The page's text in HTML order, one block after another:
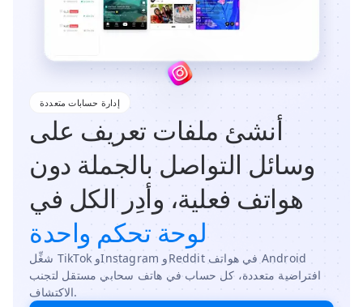
إدارة حسابات متعددة
أنشئ ملفات تعريف على
وسائل التواصل بالجملة دون
هواتف فعلية، وأدِر الكل في
لوحة تحكم واحدة
شغِّل TikTok وInstagram وReddit في هواتف Android
افتراضية متعددة، كل حساب في هاتف سحابي مستقل لتجنب
الاكتشاف.